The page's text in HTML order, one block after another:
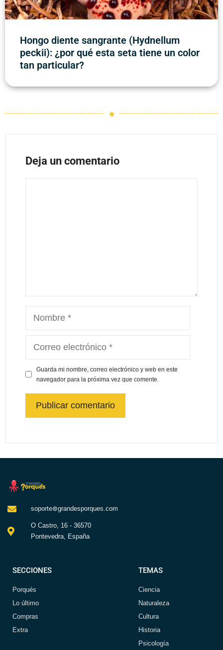
Hongo diente sangrante (Hydnellum
peckii): ¿por qué esta seta tiene un color
tan particular?
Deja un comentario
Guarda mi nombre, correo electrónico y web en este
navegador para la próxima vez que comente.
soporte⊚grandesporques.com
O Castro, 16 - 36570
Pontevedra, España
SECCIONES
Porqués
Lo último
Compras
Extra
TEMAS
Ciencia
Naturaleza
Cultura
Historia
Psicología